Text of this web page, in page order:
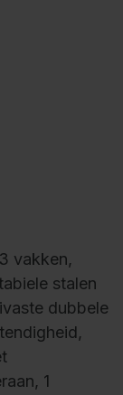
vakken,
stalen
dubbele
1